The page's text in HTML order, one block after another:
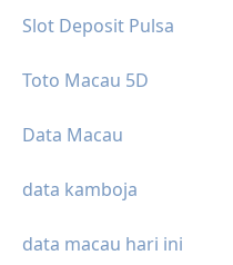
Slot Deposit Pulsa
Toto Macau 5D
Data Macau
data kamboja
data macau hari ini